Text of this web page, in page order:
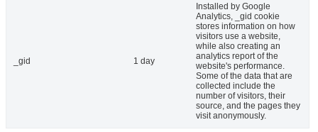
_gid 1 day
Installed by Google
Analytics, _gid cookie
stores information on how
visitors use a website,
while also creating an
analytics report of the
website's performance.
Some of the data that are
collected include the
number of visitors, their
source, and the pages they
visit anonymously.